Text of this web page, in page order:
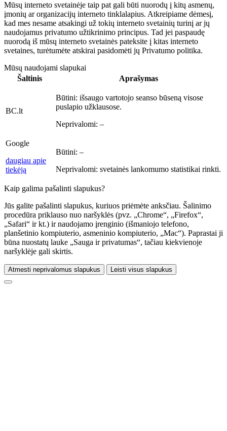
Mūsų interneto svetainėje taip pat gali būti nuorodų į kitų asmenų,
įmonių ar organizacijų interneto tinklalapius. Atkreipiame dėmesį,
kad mes nesame atsakingi už tokių interneto svetainių turinį ar jų
naudojamus privatumo užtikrinimo principus. Tad jei paspaudę
nuorodą iš mūsų interneto svetainės pateksite į kitas interneto
svetaines, turėtumėte atskirai pasidomėti jų Privatumo politika.
Mūsų naudojami slapukai
Šaltinis
Aprašymas
BC.lt
Būtini: išsaugo vartotojo seanso būseną visose
puslapio užklausose.
Neprivalomi: –
Google
daugiau apie
tiekėją
Būtini: –
Neprivalomi: svetainės lankomumo statistikai rinkti.
Kaip galima pašalinti slapukus?
Jūs galite pašalinti slapukus, kuriuos priėmėte anksčiau. Šalinimo
procedūra priklauso nuo naršyklės (pvz. „Chrome“, „Firefox“,
„Safari“ ir kt.) ir naudojamo įrenginio (išmaniojo telefono,
planšetinio kompiuterio, asmeninio kompiuterio, „Mac“). Paprastai ji
būna nuostatų lauke „Sauga ir privatumas“, tačiau kiekvienoje
naršyklėje gali skirtis.
Atmesti neprivalomus slapukus Leisti visus slapukus